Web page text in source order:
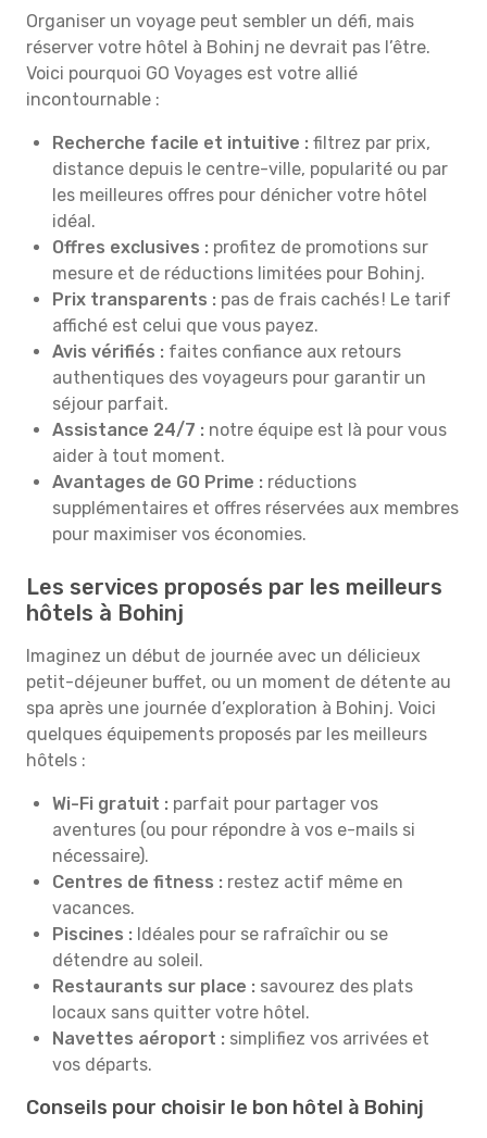
Organiser un voyage peut sembler un défi, mais
réserver votre hôtel à Bohinj ne devrait pas l’être.
Voici pourquoi GO Voyages est votre allié
incontournable :
Recherche facile et intuitive : filtrez par prix,
distance depuis le centre-ville, popularité ou par
les meilleures offres pour dénicher votre hôtel
idéal.
Offres exclusives : profitez de promotions sur
mesure et de réductions limitées pour Bohinj.
Prix transparents : pas de frais cachés ! Le tarif
affiché est celui que vous payez.
Avis vérifiés : faites confiance aux retours
authentiques des voyageurs pour garantir un
séjour parfait.
Assistance 24/7 : notre équipe est là pour vous
aider à tout moment.
Avantages de GO Prime : réductions
supplémentaires et offres réservées aux membres
pour maximiser vos économies.
Les services proposés par les meilleurs
hôtels à Bohinj
Imaginez un début de journée avec un délicieux
petit-déjeuner buffet, ou un moment de détente au
spa après une journée d’exploration à Bohinj. Voici
quelques équipements proposés par les meilleurs
hôtels :
Wi-Fi gratuit : parfait pour partager vos
aventures (ou pour répondre à vos e-mails si
nécessaire).
Centres de fitness : restez actif même en
vacances.
Piscines : Idéales pour se rafraîchir ou se
détendre au soleil.
Restaurants sur place : savourez des plats
locaux sans quitter votre hôtel.
Navettes aéroport : simplifiez vos arrivées et
vos départs.
Conseils pour choisir le bon hôtel à Bohinj